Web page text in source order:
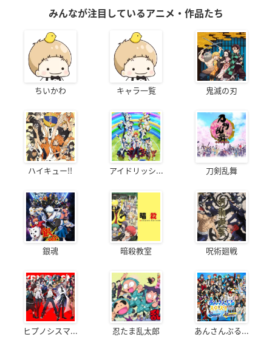
みんなが注目しているアニメ・作品たち
ちいかわ キャラ一覧 鬼滅の刃
ハイキュー!! アイドリッシ... 刀剣乱舞
銀魂 暗殺教室 呪術廻戦
ヒプノシスマ... 忍たま乱太郎 あんさんぶる...